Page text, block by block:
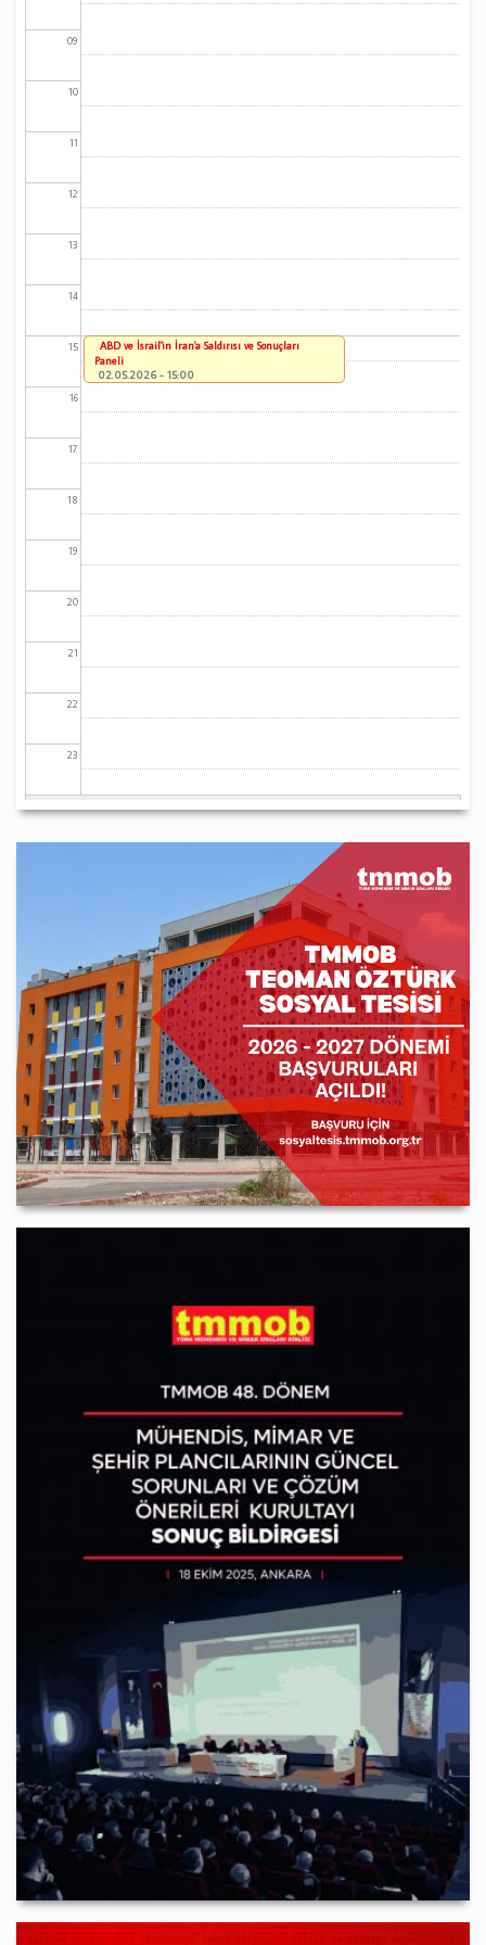
09
10
11
12
13
14
15
16
17
18
19
20
21
22
23
ABD ve İsrail'in İran'a Saldırısı ve Sonuçları
Paneli
02.05.2026 - 15:00